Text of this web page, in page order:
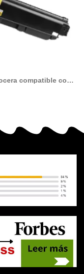
compatible con
/ 1T02TWANL0